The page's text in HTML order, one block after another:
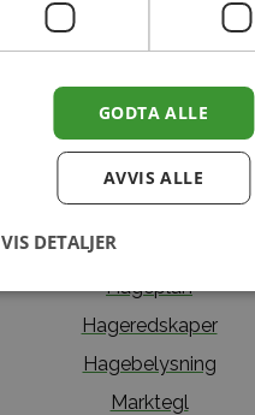
Produktkategorier
Fuglebad
Hagemøbler
Hageurner
Hageplan
Hageredskaper
Hagebelysning
Marktegl
GODTA ALLE
AVVIS ALLE
VIS DETALJER